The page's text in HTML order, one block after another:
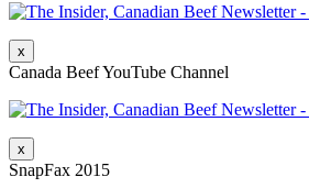
x
Canada Beef YouTube Channel
x
SnapFax 2015